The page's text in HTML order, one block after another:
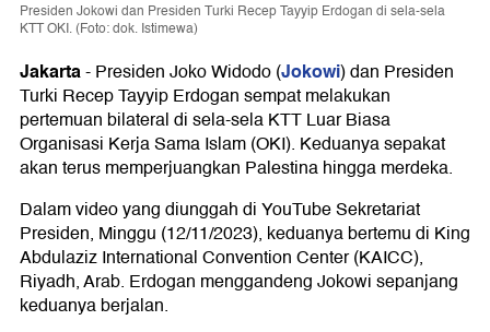
Presiden Jokowi dan Presiden Turki Recep Tayyip Erdogan di sela-sela
KTT OKI. (Foto: dok. Istimewa)
Jakarta-Presiden Joko Widodo (Jokowi) dan Presiden
Turki Recep Tayyip Erdogan sempat melakukan
pertemuan bilateral di sela-sela KTT Luar Biasa
Organisasi Kerja Sama Islam (OKI). Keduanya sepakat
akan terus memperjuangkan Palestina hingga merdeka.
Dalam video yang diunggah di YouTube Sekretariat
Presiden, Minggu (12/11/2023), keduanya bertemu di King
Abdulaziz International Convention Center (KAICC),
Riyadh, Arab. Erdogan menggandeng Jokowi sepanjang
keduanya berjalan.